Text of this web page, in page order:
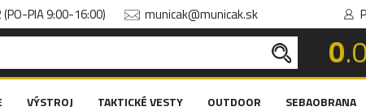
PIA 9:00-16:00) municak@municak.sk
0
VÝSTROJ TAKTICKÉ VESTY OUTDOOR SEBAOBRANA